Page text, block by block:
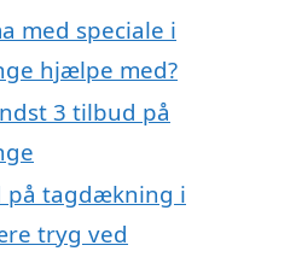
med speciale i
hjælpe med?
3 tilbud på
på tagdækning i
tryg ved